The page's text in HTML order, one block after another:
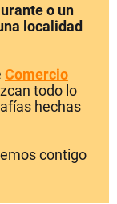
o un
localidad
Comercio
todo lo
hechas
contigo